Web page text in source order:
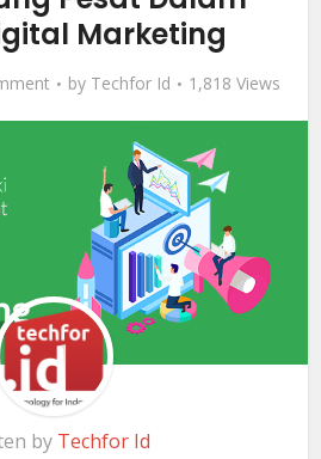
Marketing
by Techfor Id 1,818 Views
by Techfor Id